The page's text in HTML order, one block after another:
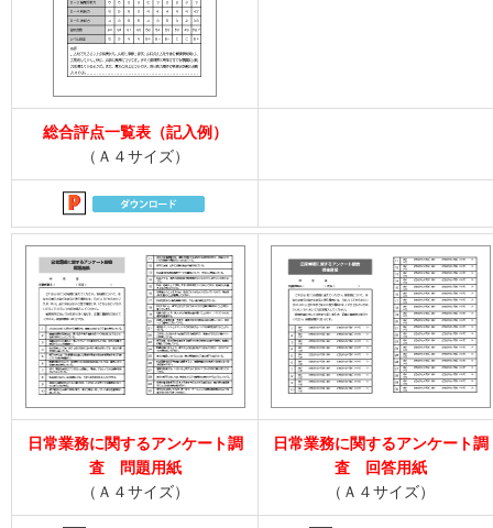
総合評点一覧表（記入例）
（Ａ４サイズ）
日常業務に関するアンケート調
査 問題用紙
（Ａ４サイズ）
日常業務に関するアンケート調
査 回答用紙
（Ａ４サイズ）